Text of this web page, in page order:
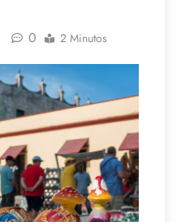
0 2 Minutos